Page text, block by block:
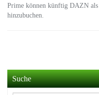
Prime können künftig DAZN
hinzubuchen.
Suche